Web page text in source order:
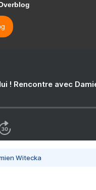
! Rencontre avec
Witecka